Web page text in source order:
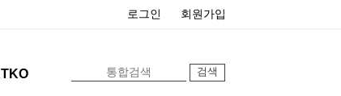
로그인 회원가입